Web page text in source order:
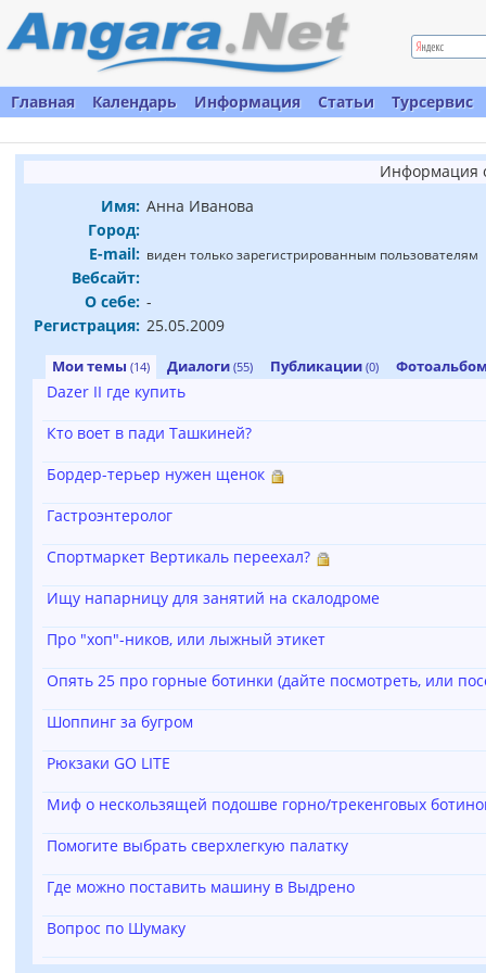
Главная Календарь Информация Статьи Турсервис
Информация
Имя: Анна Иванова
Город:
E-mail: виден только зарегистрированным пользователям
Вебсайт:
О себе: -
Регистрация: 25.05.2009
Мои темы (14) Диалоги (55) Публикации (0)
Dazer II где купить
Кто воет в пади Ташкиней?
Бордер-терьер нужен щенок
Гастроэнтеролог
Спортмаркет Вертикаль переехал?
Ищу напарницу для занятий на скалодроме
Про "хоп"-ников, или лыжный этикет
Опять 25 про горные ботинки (дайте посмотреть, или
Шоппинг за бугром
Рюкзаки GO LITE
Миф о нескользящей подошве горно/трекенговых
Помогите выбрать сверхлегкую палатку
Где можно поставить машину в Выдрено
Вопрос по Шумаку